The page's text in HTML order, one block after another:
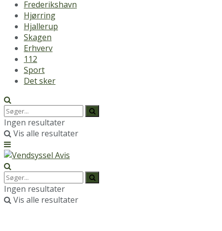
Frederikshavn
Hjørring
Hjallerup
Skagen
Erhverv
112
Sport
Det sker
Ingen resultater
Vis alle resultater
Ingen resultater
Vis alle resultater